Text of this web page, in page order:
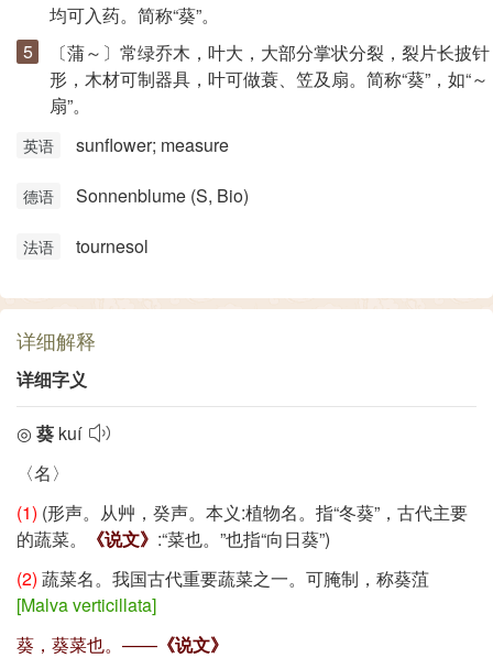
均可入药。简称“葵”。
〔蒲～〕常绿乔木，叶大，大部分掌状分裂，裂片长披针
形，木材可制器具，叶可做蓑、笠及扇。简称“葵”，如“～
扇”。
英语 sunflower; measure
德语 Sonnenblume (S, Bio)
法语 tournesol
详细解释
详细字义
◎ 葵 kuí
〈名〉
(1) (形声。从艸，癸声。本义:植物名。指“冬葵” ，古代主要
的蔬菜。
《说文》 :“菜也。”也指“向日葵”)
(2) 蔬菜名。我国古代重要蔬菜之一。可腌制，称葵菹
[Malva verticillata]
葵，葵菜也。—— 《说文》